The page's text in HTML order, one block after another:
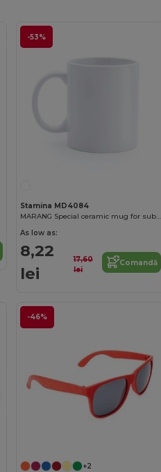
-53%
Stamina MD4084
MARANG Special ceramic mug for sublimation with a capacity of 250 ml
As low as:
8,22
lei
17,60
lei
Comandă
-46%
+2